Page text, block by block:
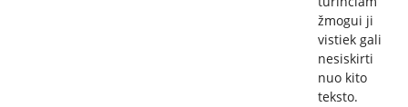
žmogui ji
vistiek gali
nesiskirti
nuo kito
teksto.